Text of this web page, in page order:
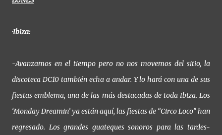
·Ibiza:
-Avanzamos en el tiempo pero no nos movemos del sitio, la
discoteca DC10 también echa a andar. Y lo hará con una de sus
fiestas emblema, una de las más destacadas de toda Ibiza. Los
‘Monday Dreamin’ ya están aquí, las fiestas de “Circo Loco” han
regresado. Los grandes guateques sonoros para las tardes-